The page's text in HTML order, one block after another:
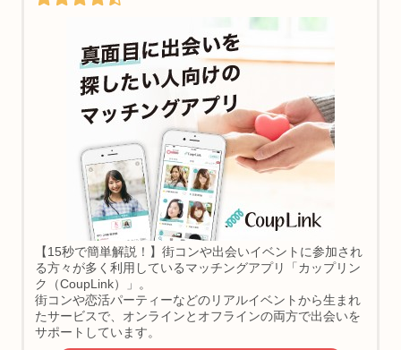
【15秒で簡単解説！】街コンや出会いイベントに参加され
る方々が多く利用しているマッチングアプリ「カップリン
ク（CoupLink）」。
街コンや恋活パーティーなどのリアルイベントから生まれ
たサービスで、オンラインとオフラインの両方で出会いを
サポートしています。